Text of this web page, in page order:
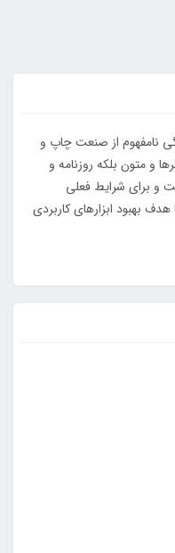
نامفهوم از صنعت چاپ و
و متون بلکه روزنامه و
و برای شرایط فعلی
هدف بهبود ابزارهای کاربردی